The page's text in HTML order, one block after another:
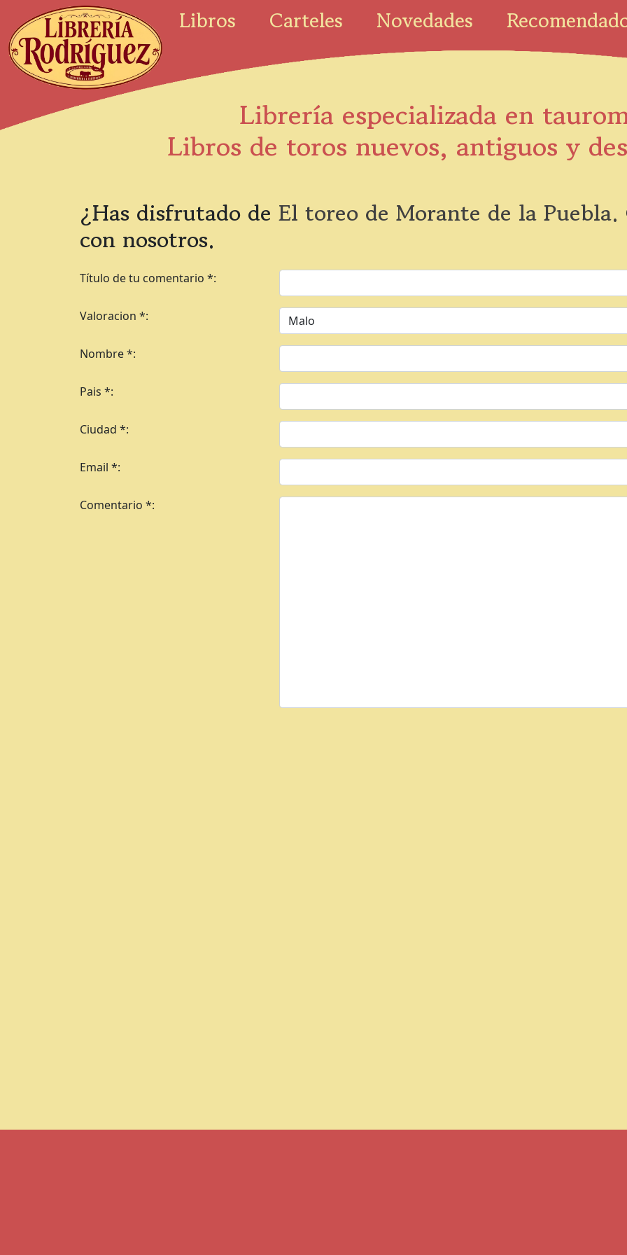
Libros Carteles Novedades
Librería especializada en
Libros de toros nuevos, antiguos y
¿Has disfrutado de El toreo de Morante de la Puebla.
con nosotros.
Título de tu comentario *:
Valoracion *:
Nombre *:
Pais *:
Ciudad *:
Email *:
Comentario *: